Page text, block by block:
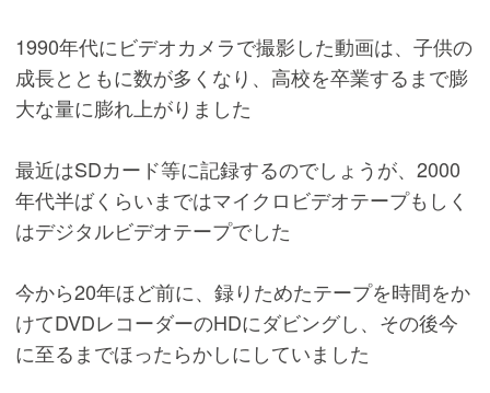
1990年代にビデオカメラで撮影した動画は、子供の
成長とともに数が多くなり、高校を卒業するまで膨
大な量に膨れ上がりました
最近はSDカード等に記録するのでしょうが、2000
年代半ばくらいまではマイクロビデオテープもしく
はデジタルビデオテープでした
今から20年ほど前に、録りためたテープを時間をか
けてDVDレコーダーのHDにダビングし、その後今
に至るまでほったらかしにしていました